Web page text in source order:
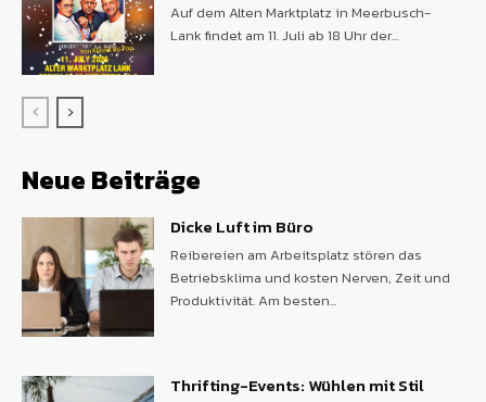
Auf dem Alten Marktplatz in Meerbusch-
Lank findet am 11. Juli ab 18 Uhr der...
Neue Beiträge
Dicke Luft im Büro
Reibereien am Arbeitsplatz stören das
Betriebsklima und kosten Nerven, Zeit und
Produktivität. Am besten...
Thrifting-Events: Wühlen mit Stil